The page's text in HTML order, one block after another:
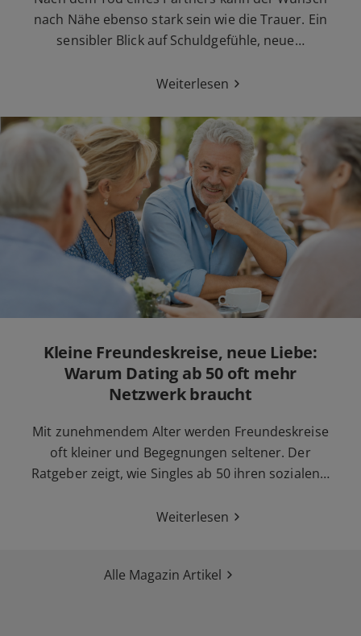
nach Nähe ebenso stark sein wie die Trauer. Ein
sensibler Blick auf Schuldgefühle, neue…
Weiterlesen
Kleine Freundeskreise, neue Liebe:
Warum Dating ab 50 oft mehr
Netzwerk braucht
Mit zunehmendem Alter werden Freundeskreise
oft kleiner und Begegnungen seltener. Der
Ratgeber zeigt, wie Singles ab 50 ihren sozialen…
Weiterlesen
Alle Magazin Artikel